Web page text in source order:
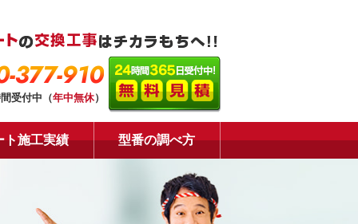
377-910
受付中（年中無休）
ト施工実績 型番の調べ方